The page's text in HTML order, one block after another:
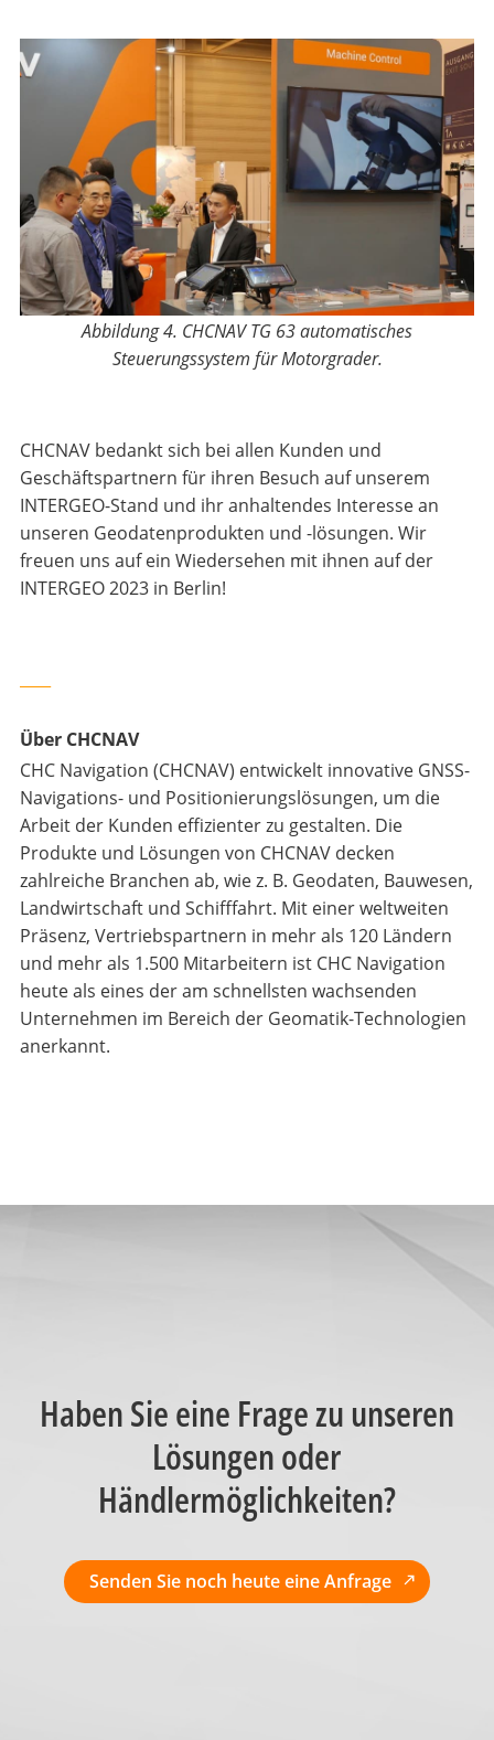
Abbildung 4. CHCNAV TG 63 automatisches
Steuerungssystem für Motorgrader.
CHCNAV bedankt sich bei allen Kunden und
Geschäftspartnern für ihren Besuch auf unserem
INTERGEO-Stand und ihr anhaltendes Interesse an
unseren Geodatenprodukten und -lösungen. Wir
freuen uns auf ein Wiedersehen mit ihnen auf der
INTERGEO 2023 in Berlin!
Über CHCNAV
CHC Navigation (CHCNAV) entwickelt innovative GNSS-
Navigations- und Positionierungslösungen, um die
Arbeit der Kunden effizienter zu gestalten. Die
Produkte und Lösungen von CHCNAV decken
zahlreiche Branchen ab, wie z. B. Geodaten, Bauwesen,
Landwirtschaft und Schifffahrt. Mit einer weltweiten
Präsenz, Vertriebspartnern in mehr als 120 Ländern
und mehr als 1.500 Mitarbeitern ist CHC Navigation
heute als eines der am schnellsten wachsenden
Unternehmen im Bereich der Geomatik-Technologien
anerkannt.
Haben Sie eine Frage zu unseren
Lösungen oder
Händlermöglichkeiten?
Senden Sie noch heute eine Anfrage